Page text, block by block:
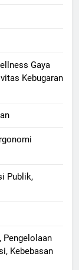
Gaya
Kebugaran
Publik,
Pengelolaan
Kebebasan